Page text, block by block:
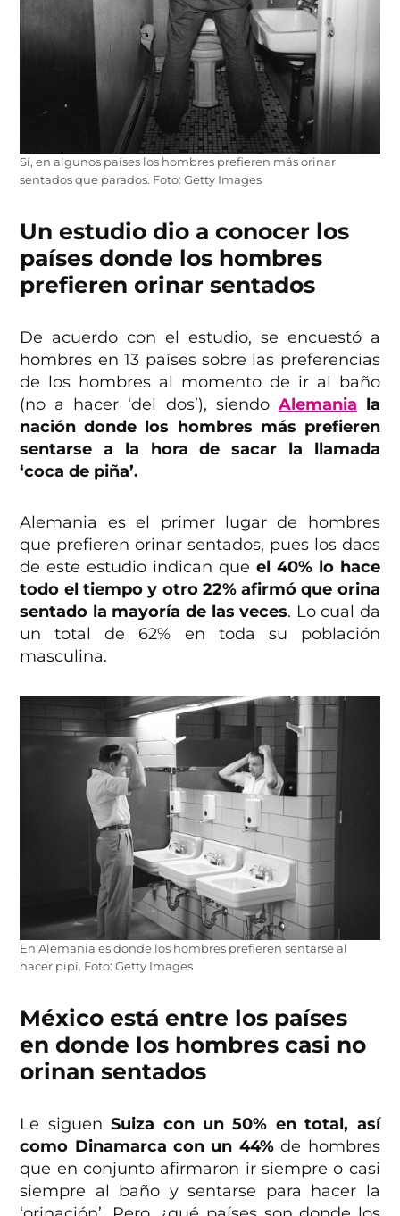
Sí, en algunos países los hombres prefieren más orinar
sentados que parados. Foto: Getty Images
Un estudio dio a conocer los
países donde los hombres
prefieren orinar sentados
De acuerdo con el estudio, se encuestó a
hombres en 13 países sobre las preferencias
de los hombres al momento de ir al baño
(no a hacer ‘del dos’), siendo Alemania la
nación donde los hombres más prefieren
sentarse a la hora de sacar la llamada
‘coca de piña’.
Alemania es el primer lugar de hombres
que prefieren orinar sentados, pues los daos
de este estudio indican que el 40% lo hace
todo el tiempo y otro 22% afirmó que orina
sentado la mayoría de las veces. Lo cual da
un total de 62% en toda su población
masculina.
En Alemania es donde los hombres prefieren sentarse al
hacer pipí. Foto: Getty Images
México está entre los países
en donde los hombres casi no
orinan sentados
Le siguenSuiza con un 50% en total, así
como Dinamarca con un 44%de hombres
que en conjunto afirmaron ir siempre o casi
siempre al baño y sentarse para hacer la